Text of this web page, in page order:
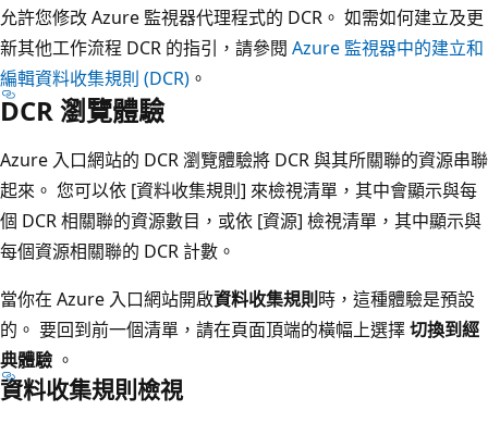
允許您修改 Azure 監視器代理程式的 DCR。 如需如何建立及更
新其他工作流程 DCR 的指引，請參閱 Azure 監視器中的建立和
編輯資料收集規則 (DCR) 。
DCR 瀏覽體驗
Azure 入口網站的 DCR 瀏覽體驗將 DCR 與其所關聯的資源串聯
起來。 您可以依 [資料收集規則] 來檢視清單，其中會顯示與每
個 DCR 相關聯的資源數目，或依 [資源] 檢視清單，其中顯示與
每個資源相關聯的 DCR 計數。
當你在 Azure 入口網站開啟資料收集規則 時，這種體驗是預設
的。 要回到前一個清單，請在頁面頂端的橫幅上選擇切換到經
典體驗 。
資料收集規則檢視